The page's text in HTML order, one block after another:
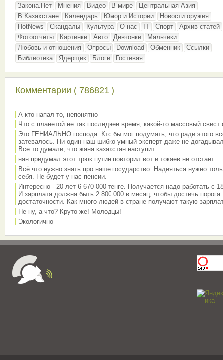
Закона.Нет
Мнения Видео В мире
Центральная Азия
В Казахстане
Календарь Юмор и Истории
Новости оружия
HotNews
Скандалы Культура О нас IT Спорт
Архив статей
Фотоотчёты
Картинки Авто Девчонки
Мальчики
Любовь и отношения
Опросы Download Обменник
Ссылки
Библиотека
Ядерщик Блоги Гостевая
Комментарии ( 786821 )
А кто напал то, непонятно
Что с планетой не так последнее время, какой-то массовый свист
Это ГЕНИАЛЬНО господа. Кто бы мог подумать, что ради этого
затевалось. Ни один наш шибко умный эксперт даже не
Все то думали, что жана казахстан наступит
нан придумал этот трюк путин повторил вот и токаев не отстает
Всё что нужно знать про наше государство. Надеяться нужно
себя. Не будет у нас пенсии.
Интересно - 20 лет 6 670 000 тенге. Получается надо работать с
И зарплата должна быть 2 800 000 в месяц, чтобы достичь порога
достаточности. Как много людей в стране получают такую
Не ну, а что? Круто же! Молодцы!
Экологично